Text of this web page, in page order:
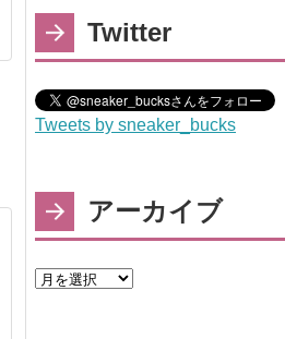
Twitter
Tweets by sneaker_bucks
アーカイブ